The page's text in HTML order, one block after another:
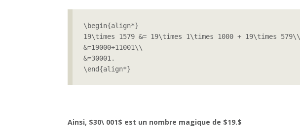
\begin{align*}
19\times 1579 &= 19\times 1\times 1000 + 19\times 579\\
&=19000+11001\\
&=30001.
\end{align*}
Ainsi, $30\ 001$ est un nombre magique de $19.$